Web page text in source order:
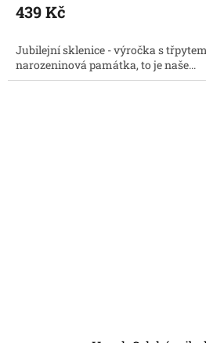
produktu
z
5
hvězdiček.
439 Kč
Jubilejní sklenice - výročka s
narozeninová památka, to je naše...